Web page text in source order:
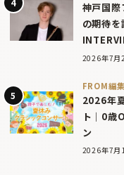
神戸国際
の期待を
2026年7月
FROM編
2026年
ト｜0歳
ン
2026年7月